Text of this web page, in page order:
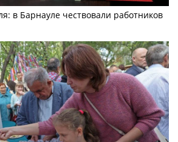
в Барнауле чествовали работников